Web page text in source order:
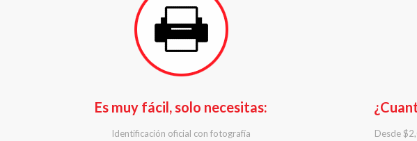
Es muy fácil, solo necesitas:
Identificación oficial con fotografía
Desde